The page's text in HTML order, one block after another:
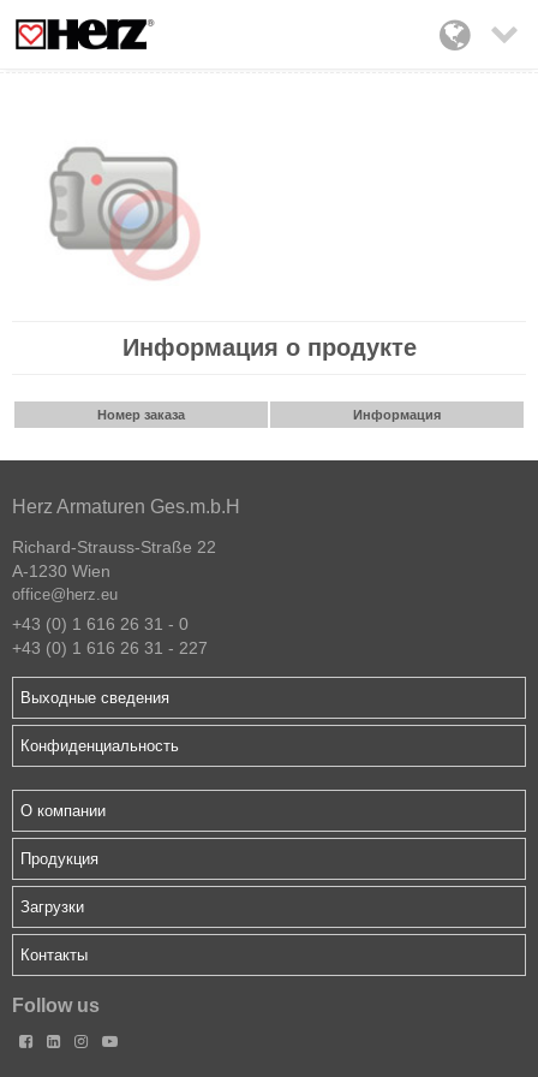

Информация о продукте
Номер заказа Информация
Herz Armaturen Ges.m.b.H
Richard-Strauss-Straße 22
A-1230 Wien
office@herz.eu
+43 (0) 1 616 26 31 - 0
+43 (0) 1 616 26 31 - 227
Выходные сведения
Конфиденциальность
О компании
Продукция
Загрузки
Контакты
Follow us
   